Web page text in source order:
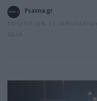
Psaxna.gr
POSTED ON 12 ΙΑΝΟΥΑΡΊΟΥ
2026